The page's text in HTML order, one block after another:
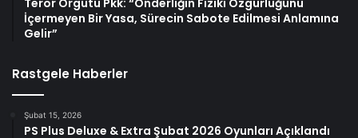
Terör Örgütü Pkk: “Önderliğin Fiziki Özgürlüğünü
İçermeyen Bir Yasa, Sürecin Sabote Edilmesi Anlamına
Gelir”
Rastgele Haberler
Şubat 15, 2026
PS Plus Deluxe & Extra Şubat 2026 Oyunları Açıklandı